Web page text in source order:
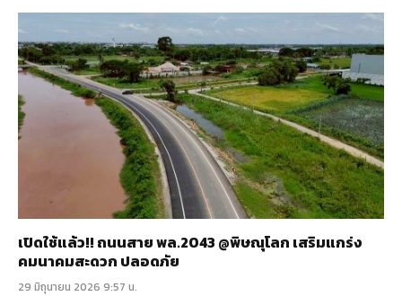
เปิดใช้แล้ว!! ถนนสาย พล.2043 @พิษณุโลก เสริมแกร่ง
คมนาคมสะดวก ปลอดภัย
29 มิถุนายน 2026 9:57 น.